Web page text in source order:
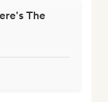
The